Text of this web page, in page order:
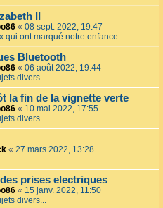
II
« 08 sept. 2022, 19:47
qui ont marqué notre enfance
Bluetooth
« 06 août 2022, 19:44
divers...
la fin de la vignette verte
« 10 mai 2022, 17:55
divers...
« 27 mars 2022, 13:28
prises electriques
« 15 janv. 2022, 11:50
divers...